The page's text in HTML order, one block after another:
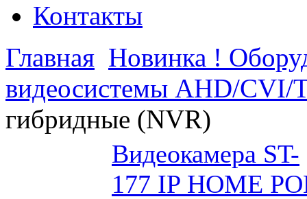
Контакты
Главная Новинка !
видеосистемы AHD/CVI/
гибридные (NVR)
Видеокамера ST-
177 IP HOME